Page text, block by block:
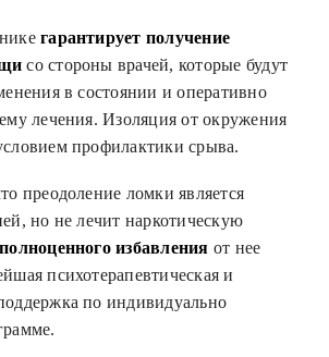
гарантирует получение
со стороны врачей, которые будут
в состоянии и оперативно
лечения. Изоляция от окружения
профилактики срыва.
преодоление ломки является
но не лечит наркотическую
избавления от нее
психотерапевтическая и
по индивидуально